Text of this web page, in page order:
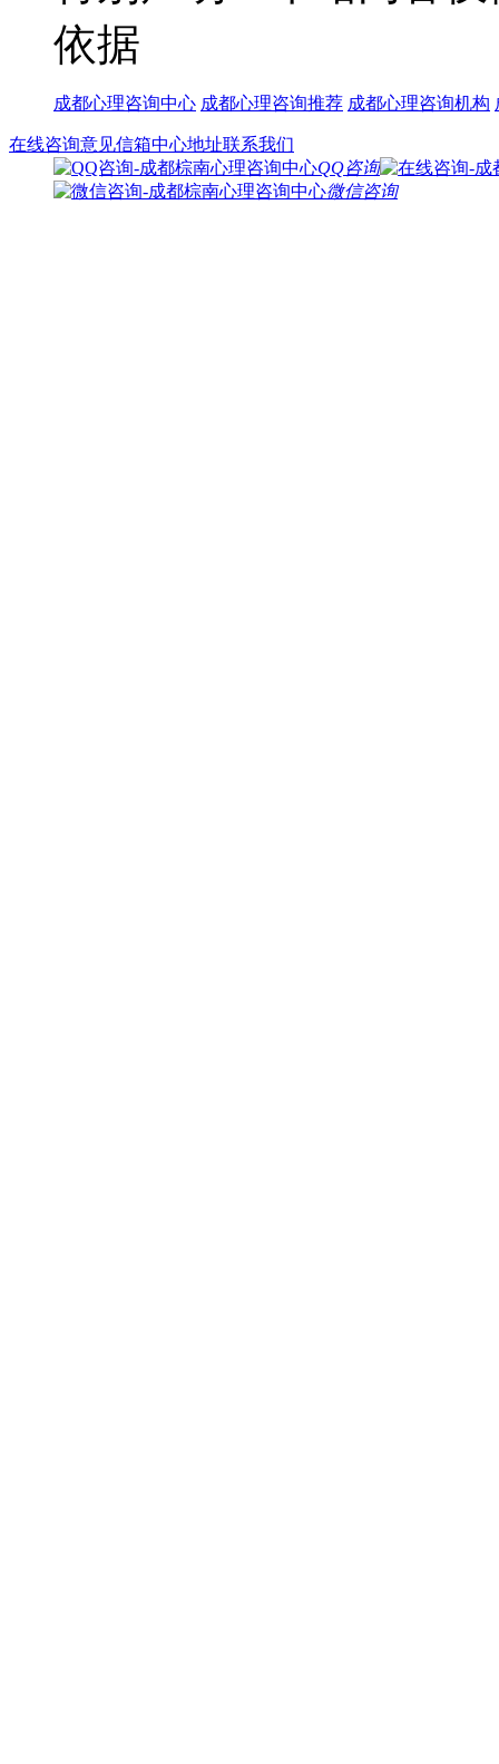
依据
成都心理咨询中心 成都心理咨询推荐 成都心理咨询机构
在线咨询意见信箱中心地址联系我们
QQ咨询
微信咨询